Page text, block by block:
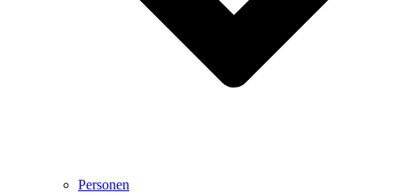
Personen